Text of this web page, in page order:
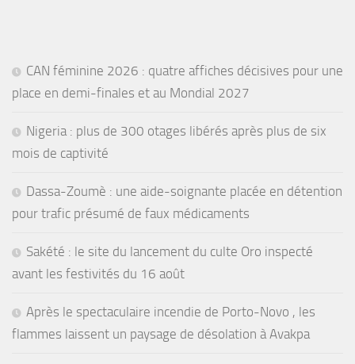
CAN féminine 2026 : quatre affiches décisives pour une
place en demi-finales et au Mondial 2027
Nigeria : plus de 300 otages libérés après plus de six
mois de captivité
Dassa-Zoumè : une aide-soignante placée en détention
pour trafic présumé de faux médicaments
Sakété : le site du lancement du culte Oro inspecté
avant les festivités du 16 août
Après le spectaculaire incendie de Porto-Novo , les
flammes laissent un paysage de désolation à Avakpa